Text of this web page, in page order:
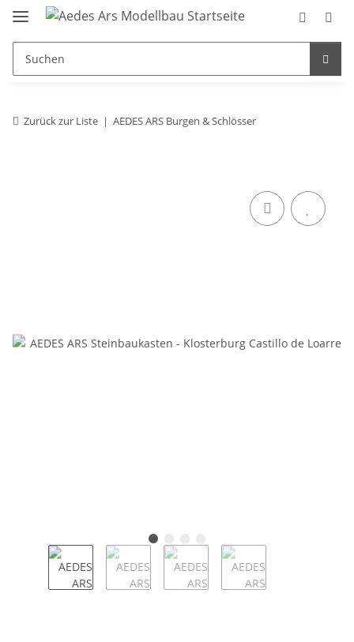
Zurück zur Liste AEDES ARS Burgen & Schlösser